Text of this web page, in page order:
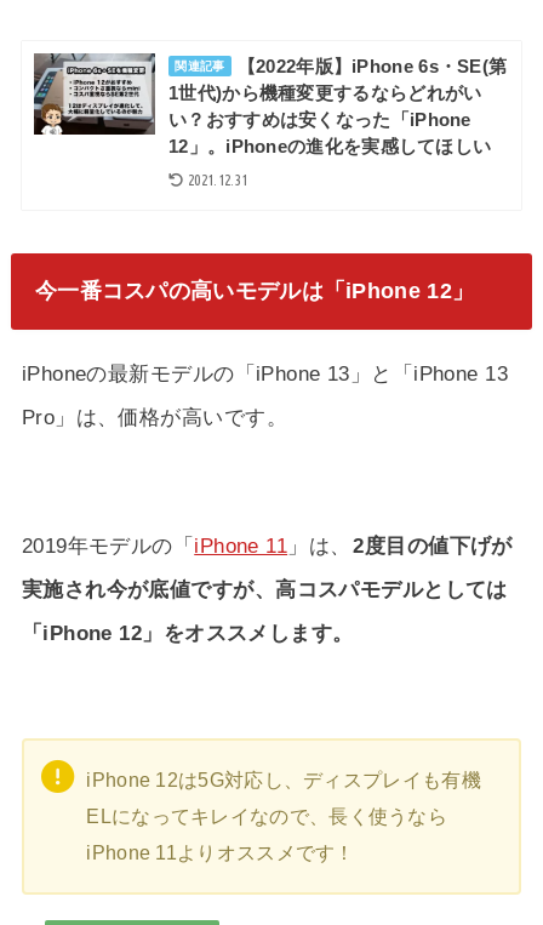
関連記事
【2022年版】iPhone 6s・SE(第
1世代)から機種変更するならどれがい
い？おすすめは安くなった「iPhone
12」。iPhoneの進化を実感してほしい
2021.12.31
今一番コスパの高いモデルは「iPhone 12」
iPhoneの最新モデルの「iPhone 13」と「iPhone 13
Pro」は、価格が高いです。
2019年モデルの「iPhone 11 」は、 2度目の値下げが
実施され今が底値ですが、高コスパモデルとしては
「iPhone 12」をオススメします。
iPhone 12は5G対応し、ディスプレイも有機
ELになってキレイなので、長く使うなら
iPhone 11よりオススメです！